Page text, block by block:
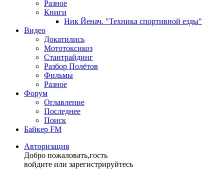
Разное
Книги
Ник Йенач. "Техника спортивной езды"
Видео
Докатились
Мототоксикоз
Стантрайдинг
Разбор Полётов
Фильмы
Разное
Форум
Оглавление
Последнее
Поиск
Байкер FM
Авторизация
Добро пожаловать,гость
войдите или зарегистрируйтесь